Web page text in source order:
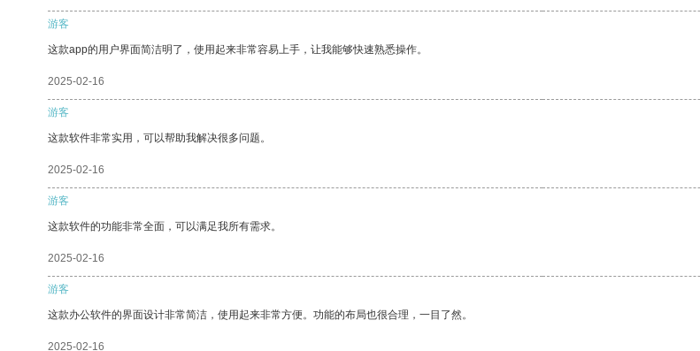
游客
这款app的用户界面简洁明了，使用起来非常容易上手，让我能够快速熟悉操作。
2025-02-16
游客
这款软件非常实用，可以帮助我解决很多问题。
2025-02-16
游客
这款软件的功能非常全面，可以满足我所有需求。
2025-02-16
游客
这款办公软件的界面设计非常简洁，使用起来非常方便。功能的布局也很合理，一目了然。
2025-02-16